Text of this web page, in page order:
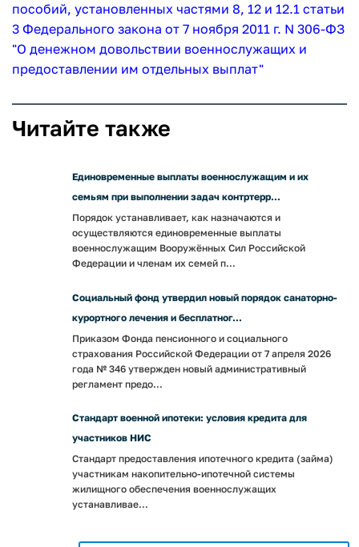
пособий, установленных частями 8, 12 и 12.1 статьи
3 Федерального закона от 7 ноября 2011 г. N 306-ФЗ
"О денежном довольствии военнослужащих и
предоставлении им отдельных выплат"
Читайте также
Единовременные выплаты военнослужащим и их
семьям при выполнении задач контртерр...
Порядок устанавливает, как назначаются и
осуществляются единовременные выплаты
военнослужащим Вооружённых Сил Российской
Федерации и членам их семей п...
Социальный фонд утвердил новый порядок санаторно-
курортного лечения и бесплатног...
Приказом Фонда пенсионного и социального
страхования Российской Федерации от 7 апреля 2026
года № 346 утвержден новый административный
регламент предо...
Стандарт военной ипотеки: условия кредита для
участников НИС
Стандарт предоставления ипотечного кредита (займа)
участникам накопительно-ипотечной системы
жилищного обеспечения военнослужащих
устанавливае...